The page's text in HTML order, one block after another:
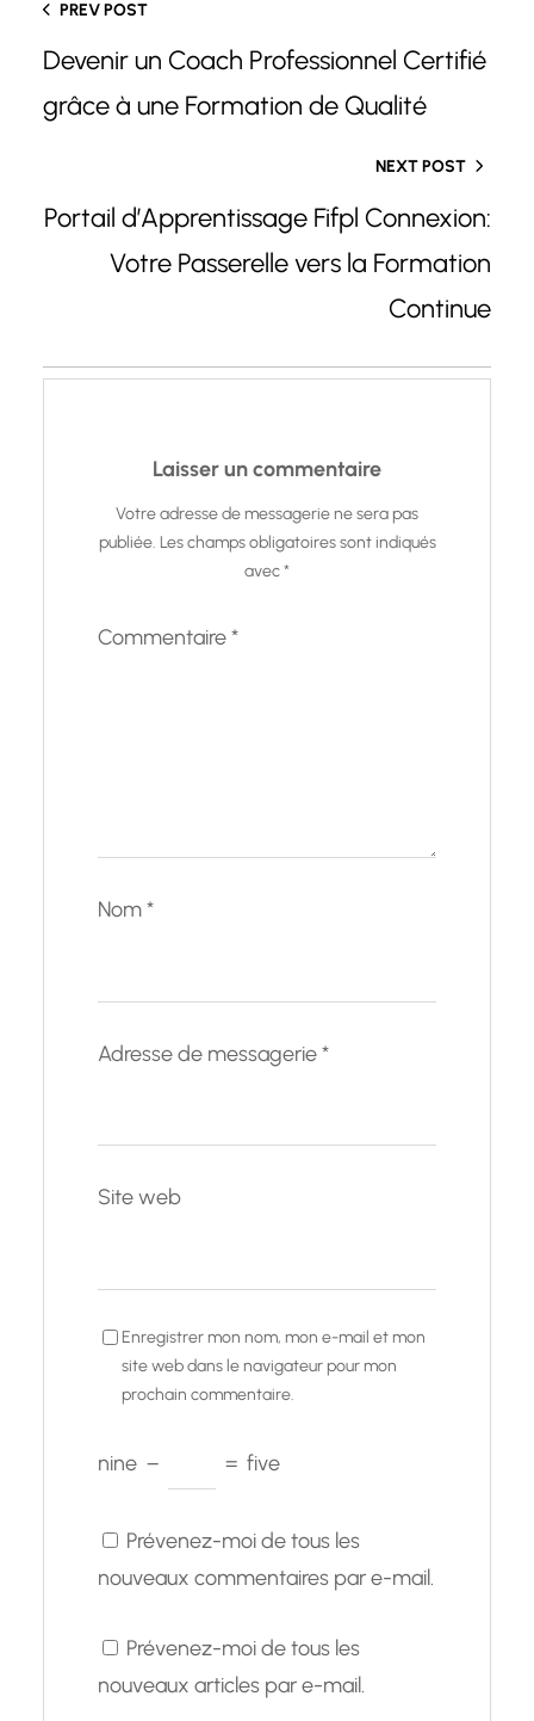
PREV POST
Devenir un Coach Professionnel Certifié
grâce à une Formation de Qualité
NEXT POST
Portail d’Apprentissage Fifpl Connexion:
Votre Passerelle vers la Formation
Continue
Laisser un commentaire
Votre adresse de messagerie ne sera pas
publiée. Les champs obligatoires sont indiqués
avec*
Commentaire*
Nom*
Adresse de messagerie*
Site web
Enregistrer mon nom, mon e-mail et mon
site web dans le navigateur pour mon
prochain commentaire.
nine − = five
Prévenez-moi de tous les
nouveaux commentaires par e-mail.
Prévenez-moi de tous les
nouveaux articles par e-mail.